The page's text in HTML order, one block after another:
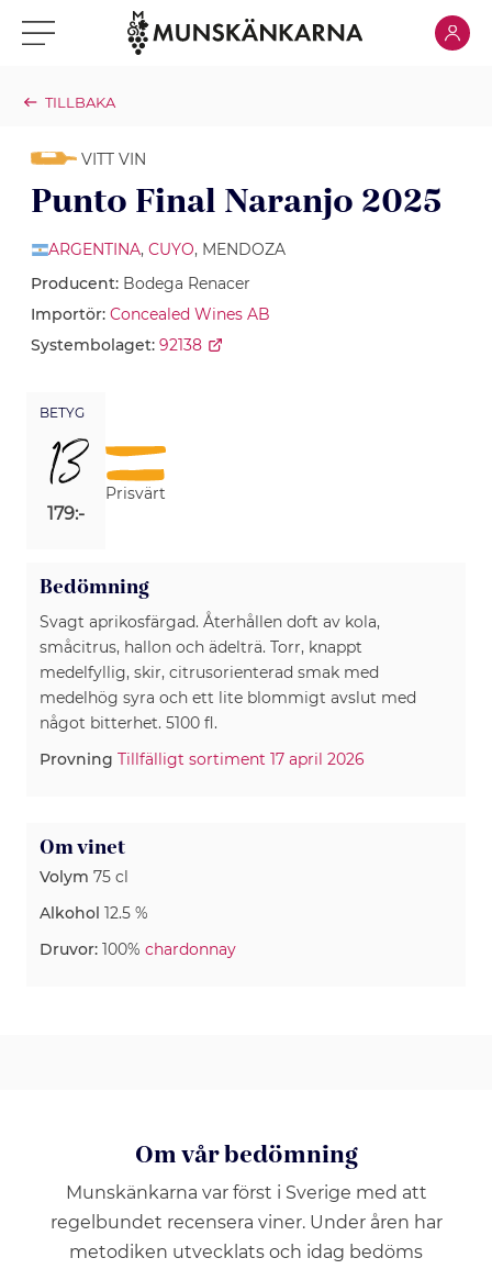
Klicka för meny Klicka
TILLBAKA
VITT VIN
Punto Final Naranjo 2025
ARGENTINA, CUYO, MENDOZA
Producent: Bodega Renacer
Importör: Concealed Wines AB
Systembolaget: 92138
BETYG
13
179:-
Prisvärt
Bedömning
Svagt aprikosfärgad. Återhållen doft av kola,
småcitrus, hallon och ädelträ. Torr, knappt
medelfyllig, skir, citrusorienterad smak med
medelhög syra och ett lite blommigt avslut med
något bitterhet. 5100 fl.
Provning Tillfälligt sortiment 17 april 2026
Om vinet
Volym 75 cl
Alkohol 12.5 %
Druvor: 100% chardonnay
Om vår bedömning
Munskänkarna var först i Sverige med att
regelbundet recensera viner. Under åren har
metodiken utvecklats och idag bedöms